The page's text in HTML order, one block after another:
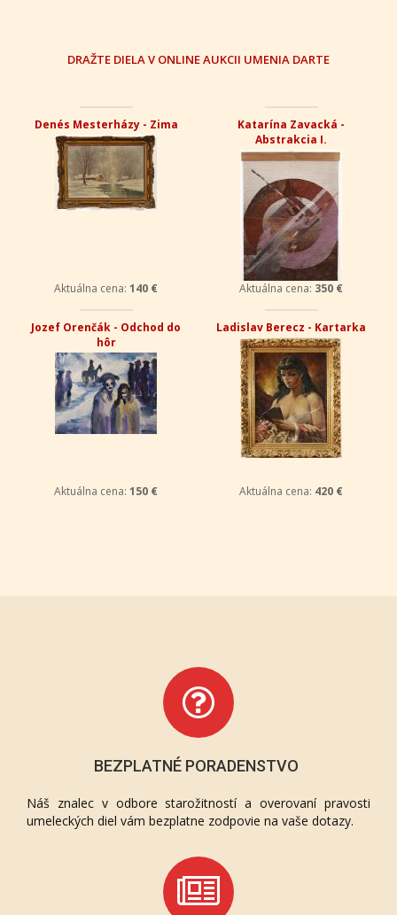
DRAŽTE DIELA V ONLINE AUKCII UMENIA DARTE
Denés Mesterházy - Zima
Aktuálna cena: 140 €
Katarína Zavacká -
Abstrakcia I.
Aktuálna cena: 350 €
Jozef Orenčák - Odchod do
hôr
Aktuálna cena: 150 €
Ladislav Berecz - Kartarka
Aktuálna cena: 420 €
BEZPLATNÉ PORADENSTVO
Náš znalec v odbore starožitností a overovaní pravosti
umeleckých diel vám bezplatne zodpovie na vaše dotazy.